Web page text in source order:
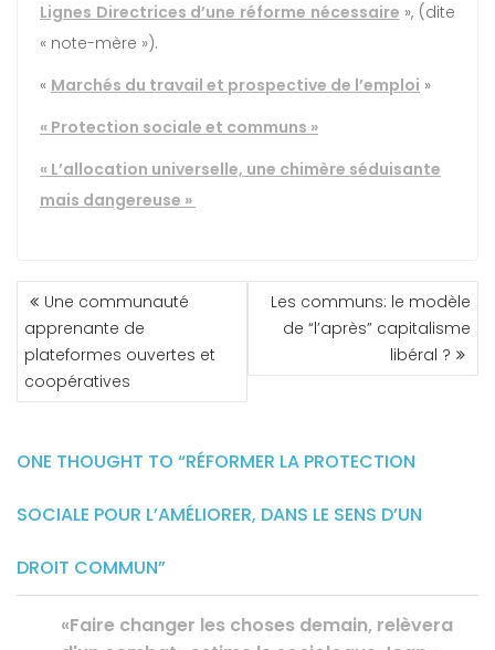
Lignes Directrices d’une réforme nécessaire », (dite
« note-mère »).
« Marchés du travail et prospective de l’emploi »
« Protection sociale et communs »
« L’allocation universelle, une chimère séduisante
mais dangereuse »
Une communauté
apprenante de
plateformes ouvertes et
coopératives
Les communs: le modèle
de “l’après” capitalisme
libéral ?
ONE THOUGHT TO “RÉFORMER LA PROTECTION
SOCIALE POUR L’AMÉLIORER, DANS LE SENS D’UN
DROIT COMMUN”
«Faire changer les choses demain, relèvera